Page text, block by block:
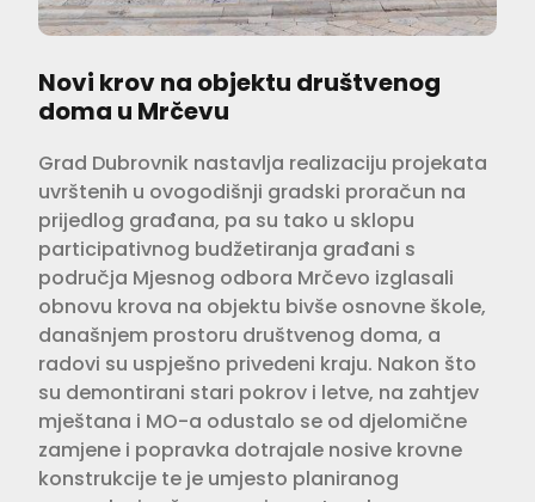
Novi krov na objektu društvenog
doma u Mrčevu
Grad Dubrovnik nastavlja realizaciju projekata
uvrštenih u ovogodišnji gradski proračun na
prijedlog građana, pa su tako u sklopu
participativnog budžetiranja građani s
područja Mjesnog odbora Mrčevo izglasali
obnovu krova na objektu bivše osnovne škole,
današnjem prostoru društvenog doma, a
radovi su uspješno privedeni kraju. Nakon što
su demontirani stari pokrov i letve, na zahtjev
mještana i MO-a odustalo se od djelomične
zamjene i popravka dotrajale nosive krovne
konstrukcije te je umjesto planiranog